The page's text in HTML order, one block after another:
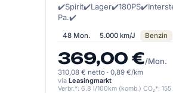
Pa.✔️
48 Mon. 5.000 km/J Benzin
369,00 €/Mon.
310,08 € netto · 0,89 €/km
via Leasingmarkt
Verbr.*: 6.8 l/100km (komb.) CO₂*: